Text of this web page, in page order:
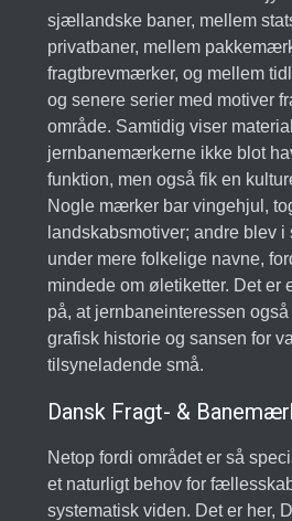
sjællandske baner, mellem
privatbaner, mellem
fragtbrevmærker, og mellem
og senere serier med motiver
område. Samtidig viser
jernbanemærkerne ikke blot
funktion, men også fik en
Nogle mærker bar vingehjul,
landskabsmotiver; andre blev
under mere folkelige navne,
mindede om øletiketter. Det er
på, at jernbaneinteressen
grafisk historie og sansen for
tilsyneladende små.
Dansk Fragt- &
Netop fordi området er så
et naturligt behov for
systematisk viden. Det er her,